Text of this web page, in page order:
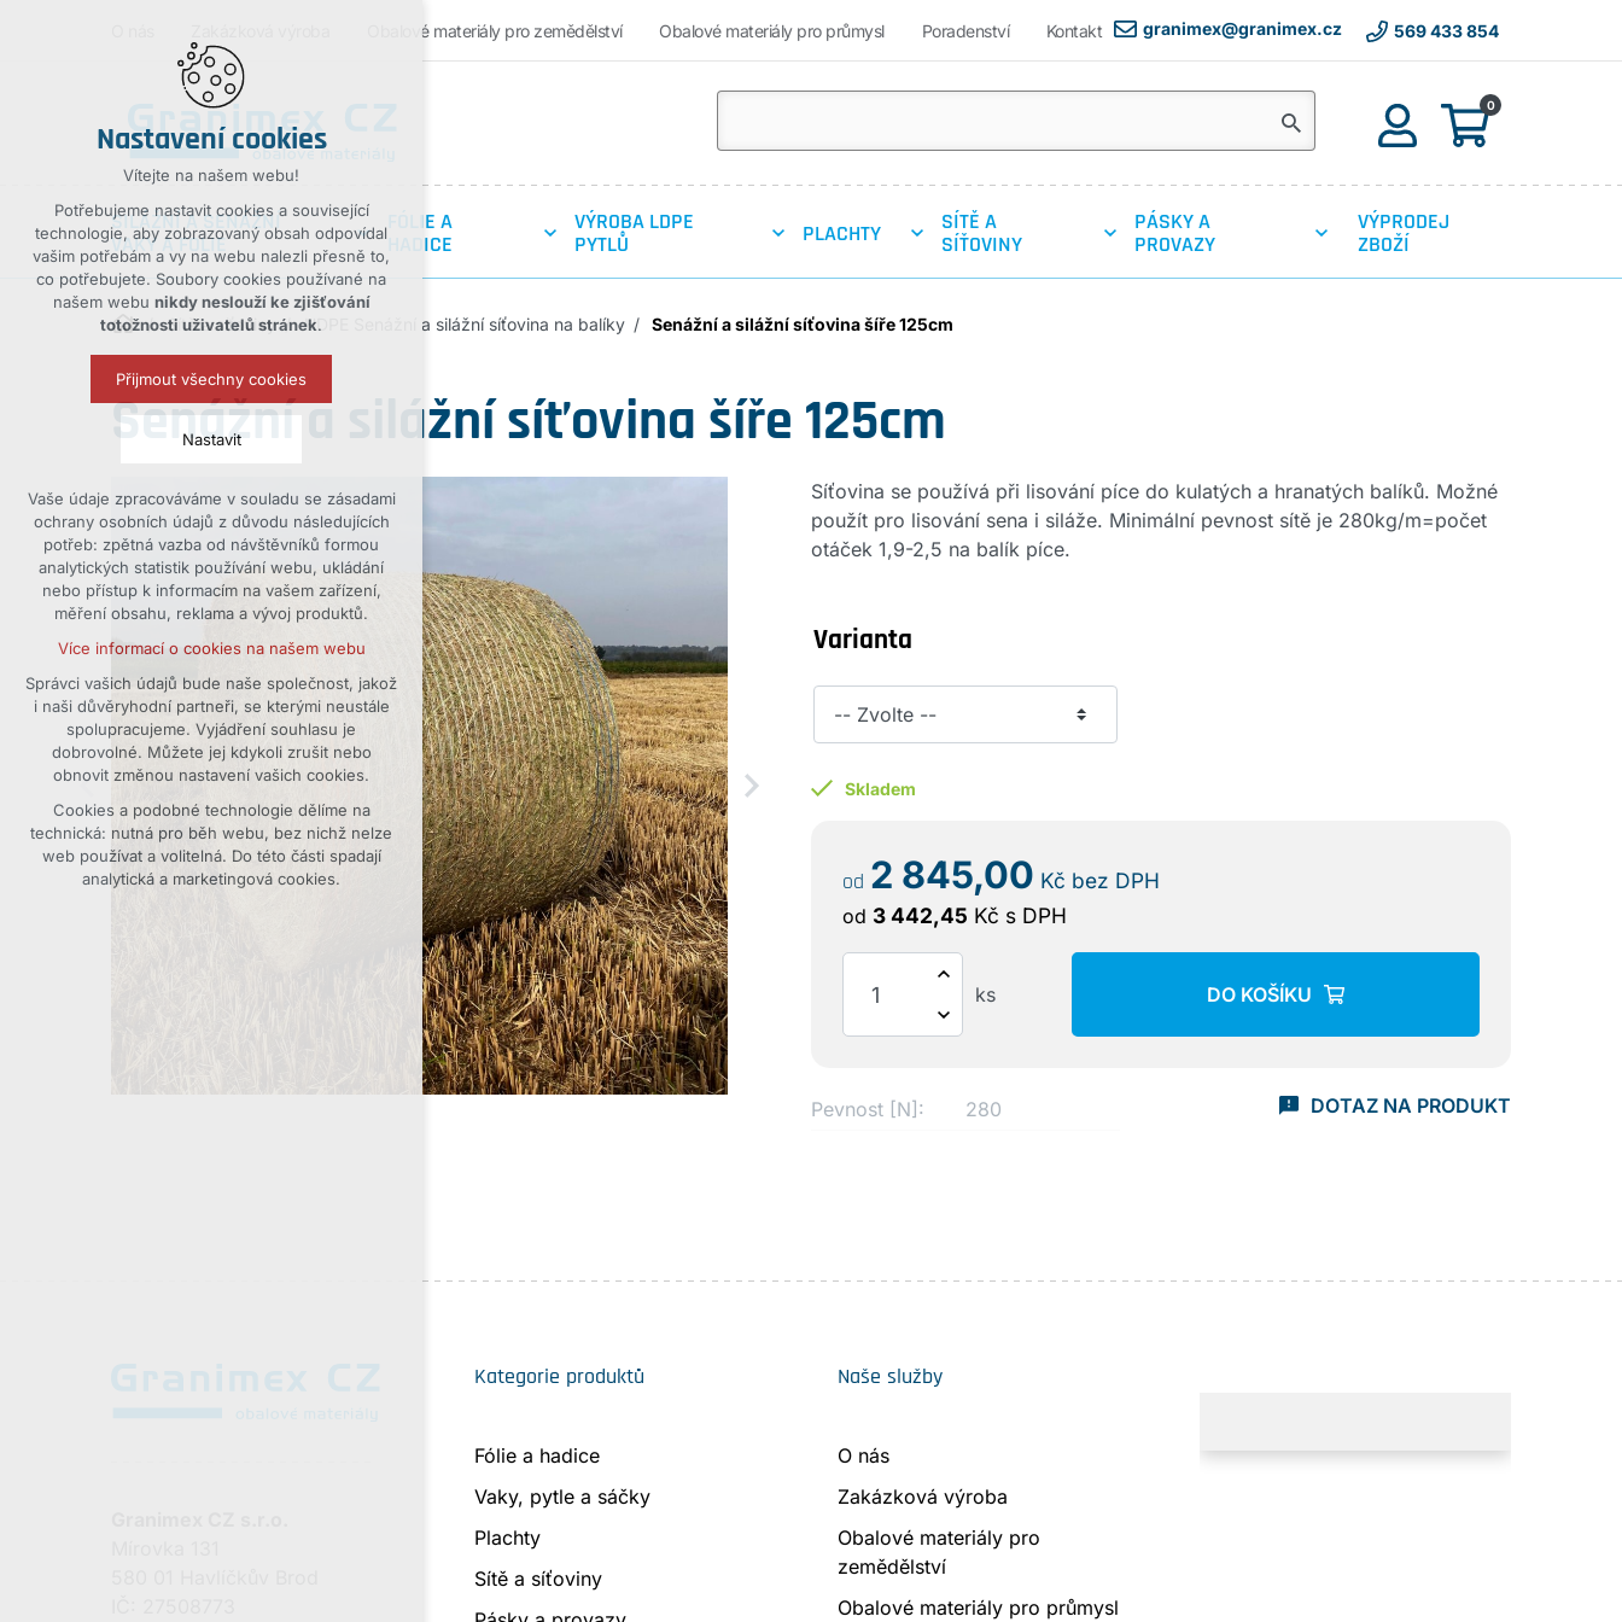
Obalové materiály pro zemědělství Obalové materiály pro průmysl Poradenství Kontakt granimex@granimex.cz 569 433 854
0
SILÁŽNÍ A SENÁŽNÍ
VAKY A FOLIE
FÓLIE A
HADICE
VÝROBA LDPE
PYTLŮ
PLACHTY
SÍTĚ A
SÍŤOVINY
PÁSKY A
PROVAZY
VÝPRODEJ
ZBOŽÍ
Sítě a síťoviny HDPE Senážní a silážní síťovina na balíky Senážní a silážní síťovina šíře 125cm
Senážní a silážní síťovina šíře 125cm
Síťovina se používá při lisování píce do kulatých a hranatých balíků. Možné
použít pro lisování sena i siláže. Minimální pevnost sítě je 280kg/m=počet
otáček 1,9-2,5 na balík píce.
Varianta
Skladem
od 2 845,00 Kč bez DPH
od 3 442,45 Kč s DPH
ks DO KOŠÍKU
DOTAZ NA PRODUKT
Pevnost [N]: 280
Kategorie produktů
Fólie a hadice
Vaky, pytle a sáčky
Plachty
Sítě a síťoviny
Naše služby
O nás
Zakázková výroba
Obalové materiály pro
zemědělství
Obalové materiály pro průmysl
Nastavení cookies
Vítejte na našem webu!
Potřebujeme nastavit cookies a související
technologie, aby zobrazovaný obsah odpovídal
vašim potřebám a vy na webu nalezli přesně to,
co potřebujete. Soubory cookies používané na
našem webu nikdy neslouží ke zjišťování
totožnosti uživatelů stránek.
Přijmout všechny cookies
Nastavit
Technická cookies
nutná pro provozování webu
udržení kontextu stránek (session):
případná přihlášení, volby jazyka, apod.
Volitelná cookies
analytická pro anonymizované
vyhodnocení návštěvnosti
marketingová cookies (Google)
Více informací o cookies na našem webu
Přijmout všechny cookies
Odmítnout vše
Vaše údaje zpracováváme v souladu se zásadami
ochrany osobních údajů z důvodu následujících
potřeb: zpětná vazba od návštěvníků formou
analytických statistik používání webu, ukládání
nebo přístup k informacím na vašem zařízení,
měření obsahu, reklama a vývoj produktů.
Více informací o cookies na našem webu
Správci vašich údajů bude naše společnost, jakož
i naši důvěryhodní partneři, se kterými neustále
spolupracujeme. Vyjádření souhlasu je
dobrovolné. Můžete jej kdykoli zrušit nebo
obnovit změnou nastavení vašich cookies.
Cookies a podobné technologie dělíme na
technická: nutná pro běh webu, bez nichž nelze
web používat a volitelná. Do této části spadají
analytická a marketingová cookies.